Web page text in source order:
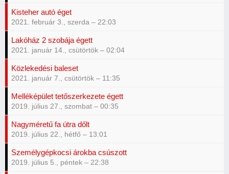
Kisteher autó éget
2021. február 3., szerda – 22:03
Lakóház 2 szobája égett
2021. január 14., csütörtök – 02:04
Közlekedési baleset
2021. január 7., csütörtök – 11:35
Melléképület tetőszerkezete égett
2019. július 27., szombat – 00:35
Nagyméretű fa útra dőlt
2019. július 22., hétfő – 13:01
Személygépkocsi árokba csúszott
2019. július 5., péntek – 22:38